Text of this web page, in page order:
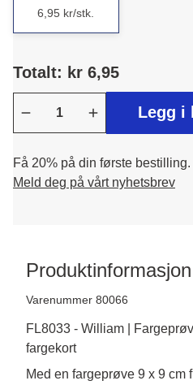
6,95 kr/stk.
Totalt: kr 6,95
Legg i
Få 20% på din første bestilling.
Meld deg på vårt nyhetsbrev
Produktinformasjon
Varenummer 80066
FL8033 - William |
fargekort
Med en fargeprøve 9 x 9 cm